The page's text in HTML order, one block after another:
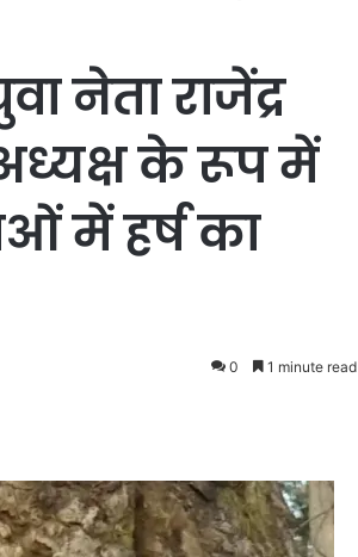
नेता राजेंद्र
के रूप में
में हर्ष का
0 1 minute read